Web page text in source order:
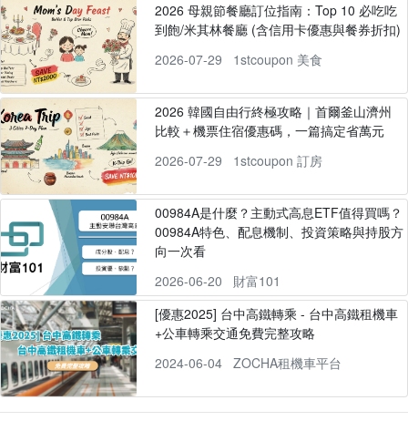
2026 母親節餐廳訂位指南：Top 10 必吃吃
到飽/米其林餐廳 (含信用卡優惠與餐券折扣)
2026-07-29
1stcoupon 美食
2026 韓國自由行終極攻略｜首爾釜山濟州
比較＋機票住宿優惠碼，一篇搞定省萬元
2026-07-29
1stcoupon 訂房
00984A是什麼？主動式高息ETF值得買嗎？
00984A特色、配息機制、投資策略與持股方
向一次看
2026-06-20
財富101
[優惠2025] 台中高鐵轉乘 - 台中高鐵租機車
+公車轉乘交通免費完整攻略
2024-06-04
ZOCHA租機車平台